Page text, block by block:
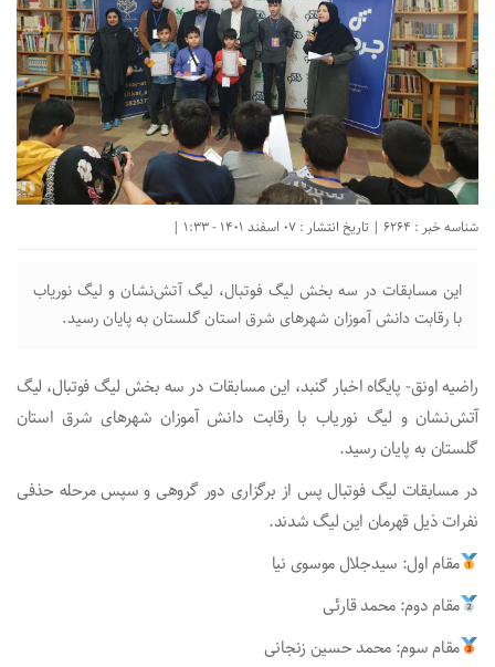
شناسه خبر : 6264 | تاریخ انتشار : 07 اسفند 1401 - 1:33 |
این مسابقات در سه بخش لیگ‌ فوتبال، لیگ آتش‌نشان و لیگ‌ نوریاب
با رقابت دانش آموزان شهرهای شرق استان گلستان به پایان رسید.
راضیه اونق- پایگاه اخبار گنبد، این مسابقات در سه بخش لیگ‌ فوتبال، لیگ
آتش‌نشان و لیگ‌ نوریاب با رقابت دانش آموزان شهرهای شرق استان
گلستان به پایان رسید.
در مسابقات لیگ فوتبال پس از برگزاری دور گروهی و سپس مرحله حذفی
نفرات ذیل قهرمان این لیگ‌ شدند.
مقام اول: سیدجلال موسوی نیا
مقام دوم: محمد قارئی
مقام سوم: محمد حسین زنجانی